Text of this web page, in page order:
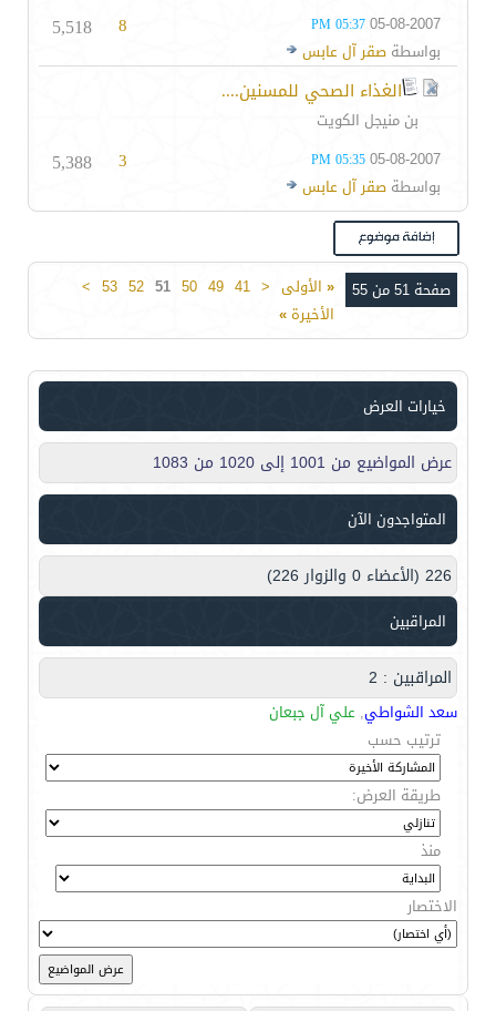
05-08-2007
05:37 PM
بواسطة صقر آل عابس
8
5,518
الغذاء الصحي للمسنين....
بن منيجل الكويت
05-08-2007
05:35 PM
بواسطة صقر آل عابس
3
5,388
صفحة 51 من 55 « الأولى <
41
49
50
51
52
53
>
الأخيرة»
خيارات العرض
عرض المواضيع من 1001 إلى 1020 من 1083
المتواجدون الآن
226 (الأعضاء 0 والزوار 226)
المراقبين
المراقبين : 2
سعد الشواطي, علي آل جبعان
ترتيب حسب
طريقة العرض:
منذ
الاختصار